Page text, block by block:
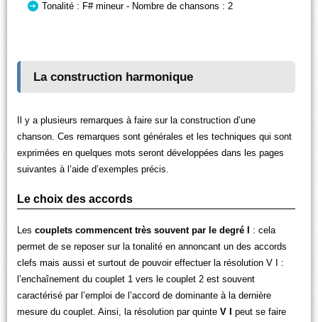
Tonalité : F# mineur - Nombre de chansons : 2
La construction harmonique
Il y a plusieurs remarques à faire sur la construction d’une
chanson. Ces remarques sont générales et les techniques qui sont
exprimées en quelques mots seront développées dans les pages
suivantes à l’aide d’exemples précis.
Le choix des accords
Lescouplets commencent très souvent par le degré I
: cela
permet de se reposer sur la tonalité en annoncant un des accords
clefs mais aussi et surtout de pouvoir effectuer la résolution V I :
l’enchaînement du couplet 1 vers le couplet 2 est souvent
caractérisé par l’emploi de l’accord de dominante à la dernière
mesure du couplet. Ainsi, la résolution par quinteV Ipeut se faire